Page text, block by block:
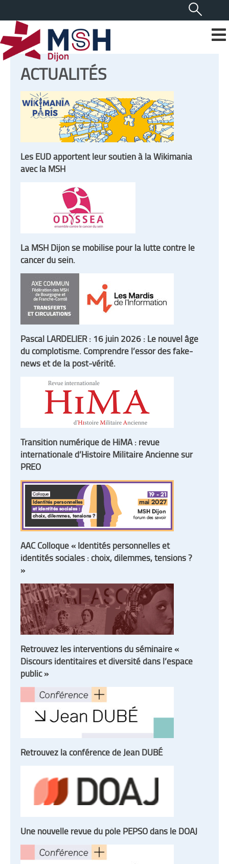
ACTUALITÉS
Les EUD apportent leur soutien à la Wikimania
avec la MSH
La MSH Dijon se mobilise pour la lutte contre le
cancer du sein.
Pascal LARDELIER : 16 juin 2026 : Le nouvel âge
du complotisme. Comprendre l’essor des fake-
news et de la post-vérité.
Transition numérique de HiMA : revue
internationale d’Histoire Militaire Ancienne sur
PREO
AAC Colloque « Identités personnelles et
identités sociales : choix, dilemmes, tensions ?
»
Retrouvez les interventions du séminaire «
Discours identitaires et diversité dans l’espace
public »
Retrouvez la conférence de Jean DUBÉ
Une nouvelle revue du pôle PEPSO dans le DOAJ